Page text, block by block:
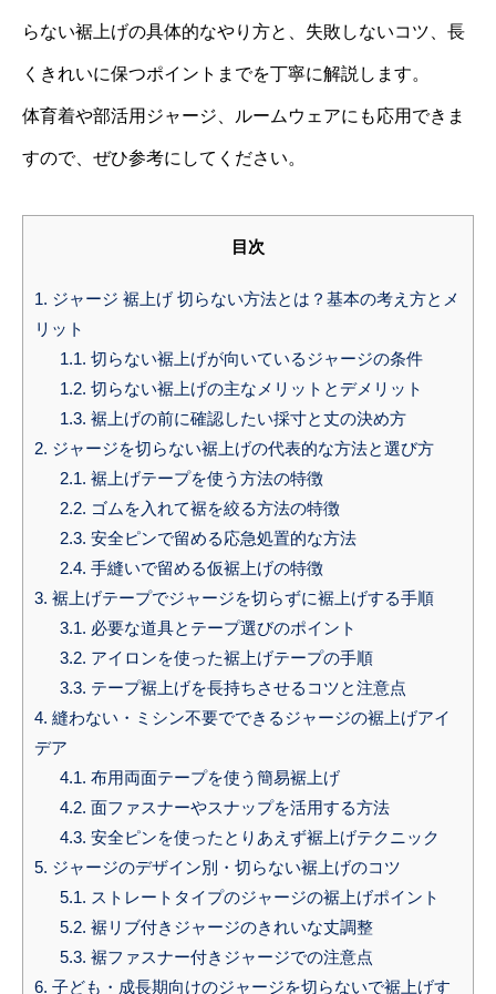
らない裾上げの具体的なやり方と、失敗しないコツ、長
くきれいに保つポイントまでを丁寧に解説します。
体育着や部活用ジャージ、ルームウェアにも応用できま
すので、ぜひ参考にしてください。
目次
1. ジャージ 裾上げ 切らない方法とは？基本の考え方とメ
リット
1.1. 切らない裾上げが向いているジャージの条件
1.2. 切らない裾上げの主なメリットとデメリット
1.3. 裾上げの前に確認したい採寸と丈の決め方
2. ジャージを切らない裾上げの代表的な方法と選び方
2.1. 裾上げテープを使う方法の特徴
2.2. ゴムを入れて裾を絞る方法の特徴
2.3. 安全ピンで留める応急処置的な方法
2.4. 手縫いで留める仮裾上げの特徴
3. 裾上げテープでジャージを切らずに裾上げする手順
3.1. 必要な道具とテープ選びのポイント
3.2. アイロンを使った裾上げテープの手順
3.3. テープ裾上げを長持ちさせるコツと注意点
4. 縫わない・ミシン不要でできるジャージの裾上げアイ
デア
4.1. 布用両面テープを使う簡易裾上げ
4.2. 面ファスナーやスナップを活用する方法
4.3. 安全ピンを使ったとりあえず裾上げテクニック
5. ジャージのデザイン別・切らない裾上げのコツ
5.1. ストレートタイプのジャージの裾上げポイント
5.2. 裾リブ付きジャージのきれいな丈調整
5.3. 裾ファスナー付きジャージでの注意点
6. 子ども・成長期向けのジャージを切らないで裾上げす